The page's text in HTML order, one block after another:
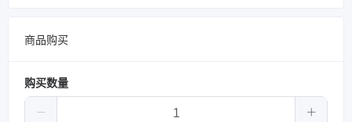
商品购买
购买数量